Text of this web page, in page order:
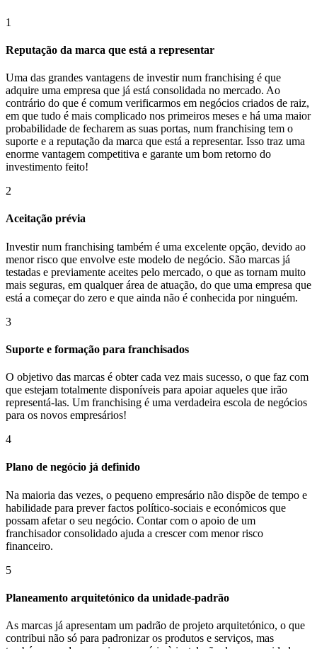
1
Reputação da marca que está a representar
Uma das grandes vantagens de investir num franchising é que
adquire uma empresa que já está consolidada no mercado. Ao
contrário do que é comum verificarmos em negócios criados de raiz,
em que tudo é mais complicado nos primeiros meses e há uma maior
probabilidade de fecharem as suas portas, num franchising tem o
suporte e a reputação da marca que está a representar. Isso traz uma
enorme vantagem competitiva e garante um bom retorno do
investimento feito!
2
Aceitação prévia
Investir num franchising também é uma excelente opção, devido ao
menor risco que envolve este modelo de negócio. São marcas já
testadas e previamente aceites pelo mercado, o que as tornam muito
mais seguras, em qualquer área de atuação, do que uma empresa que
está a começar do zero e que ainda não é conhecida por ninguém.
3
Suporte e formação para franchisados
O objetivo das marcas é obter cada vez mais sucesso, o que faz com
que estejam totalmente disponíveis para apoiar aqueles que irão
representá-las. Um franchising é uma verdadeira escola de negócios
para os novos empresários!
4
Plano de negócio já definido
Na maioria das vezes, o pequeno empresário não dispõe de tempo e
habilidade para prever factos político-sociais e económicos que
possam afetar o seu negócio. Contar com o apoio de um
franchisador consolidado ajuda a crescer com menor risco
financeiro.
5
Planeamento arquitetónico da unidade-padrão
As marcas já apresentam um padrão de projeto arquitetónico, o que
contribui não só para padronizar os produtos e serviços, mas